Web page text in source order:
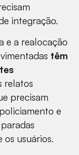
integração.
e a realocação
têm
relatos
precisam
e
usuários.